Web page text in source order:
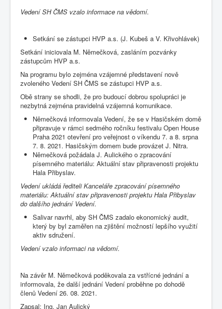
Vedení SH ČMS vzalo informace na vědomí.
Setkání se zástupci HVP a.s. (J. Kubeš a V. Křivohlávek)
Setkání iniciovala M. Němečková, zasláním pozvánky
zástupcům HVP a.s.
Na programu bylo zejména vzájemné představení nově
zvoleného Vedení SH ČMS se zástupci HVP a.s.
Obě strany se shodli, že pro budoucí dobrou spolupráci je
nezbytná zejména pravidelná vzájemná komunikace.
Němečková informovala Vedení, že se v Hasičském domě
připravuje v rámci sedmého ročníku festivalu Open House
Praha 2021 otevření pro veřejnost o víkendu 7. a 8. srpna
7. 8. 2021. Hasičským domem bude provázet J. Nitra.
Němečková požádala J. Aulického o zpracování
písemného materiálu: Aktuální stav připravenosti projektu
Hala Přibyslav.
Vedení ukládá řediteli Kanceláře zpracování písemného
materiálu: Aktuální stav připravenosti projektu Hala Přibyslav
do dalšího jednání Vedení.
Salivar navrhl, aby SH ČMS zadalo ekonomický audit,
který by byl zaměřen na zjištění možností lepšího využití
aktiv sdružení.
Vedení vzalo informaci na vědomí.
Na závěr M. Němečková poděkovala za vstřícné jednání a
informovala, že další jednání Vedení proběhne po dohodě
členů Vedení 26. 08. 2021.
Zapsal: Ing. Jan Aulický